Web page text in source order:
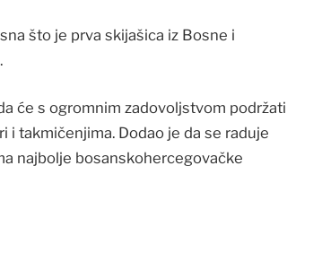
što je prva skijašica iz Bosne i
će s ogromnim zadovoljstvom podržati
takmičenjima. Dodao je da se raduje
najbolje bosanskohercegovačke